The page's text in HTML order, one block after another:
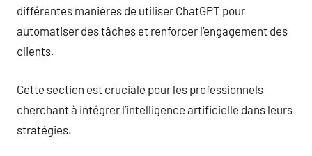
différentes manières de utiliser ChatGPT pour
automatiser des tâches et renforcer l’engagement des
clients.
Cette section est cruciale pour les professionnels
cherchant à intégrer l’intelligence artificielle dans leurs
stratégies.